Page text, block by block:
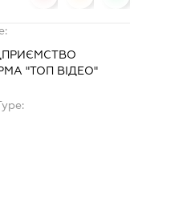
"ТОП ВІДЕО"